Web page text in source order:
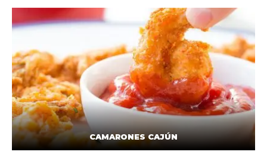
CAMARONES CAJÚN